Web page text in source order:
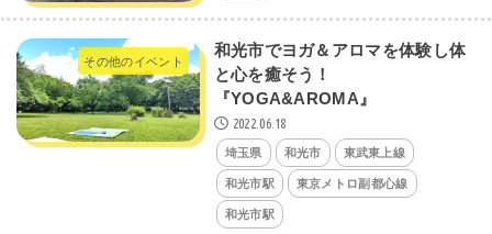
その他のイベント
和光市でヨガ＆アロマを体験し体
と心を癒そう！
『YOGA&AROMA』
2022.06.18
埼玉県 和光市 東武東上線
和光市駅 東京メトロ副都心線
和光市駅